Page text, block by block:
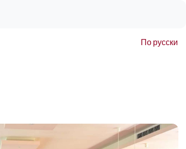
По русски